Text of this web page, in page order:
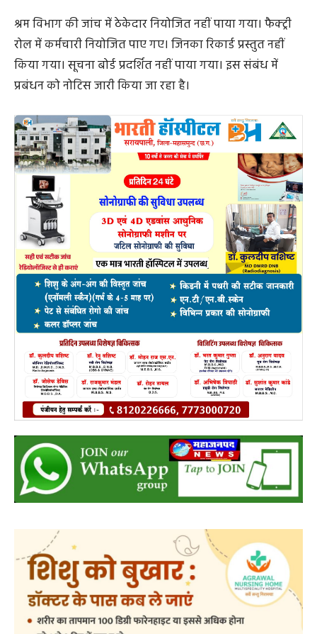
श्रम विभाग की जांच में ठेकेदार नियोजित नहीं पाया गया। फैक्ट्री
रोल में कर्मचारी नियोजित पाए गए। जिनका रिकार्ड प्रस्तुत नहीं
किया गया। सूचना बोर्ड प्रदर्शित नहीं पाया गया। इस संबंध में
प्रबंधन को नोटिस जारी किया जा रहा है।